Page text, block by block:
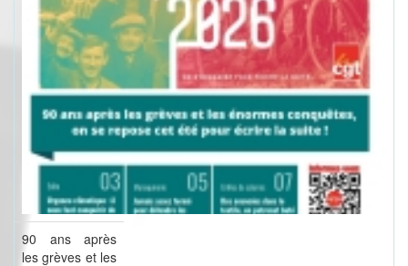
90 ans après
les grèves et les